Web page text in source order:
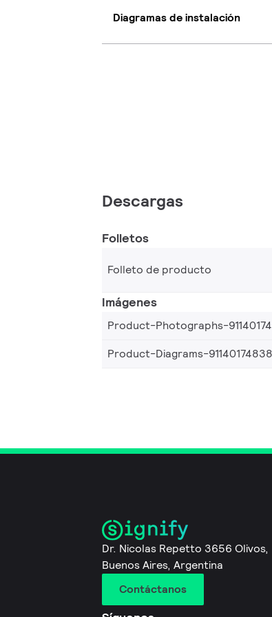
Diagramas de instalación
Descargas
Folletos
Folleto de producto
Imágenes
Product-Photographs-
Product-Diagrams-
Dr. Nicolas Repetto 3656 Olivos,
Buenos Aires, Argentina
Contáctanos